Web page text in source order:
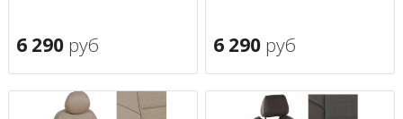
6 290 руб 6 290 руб